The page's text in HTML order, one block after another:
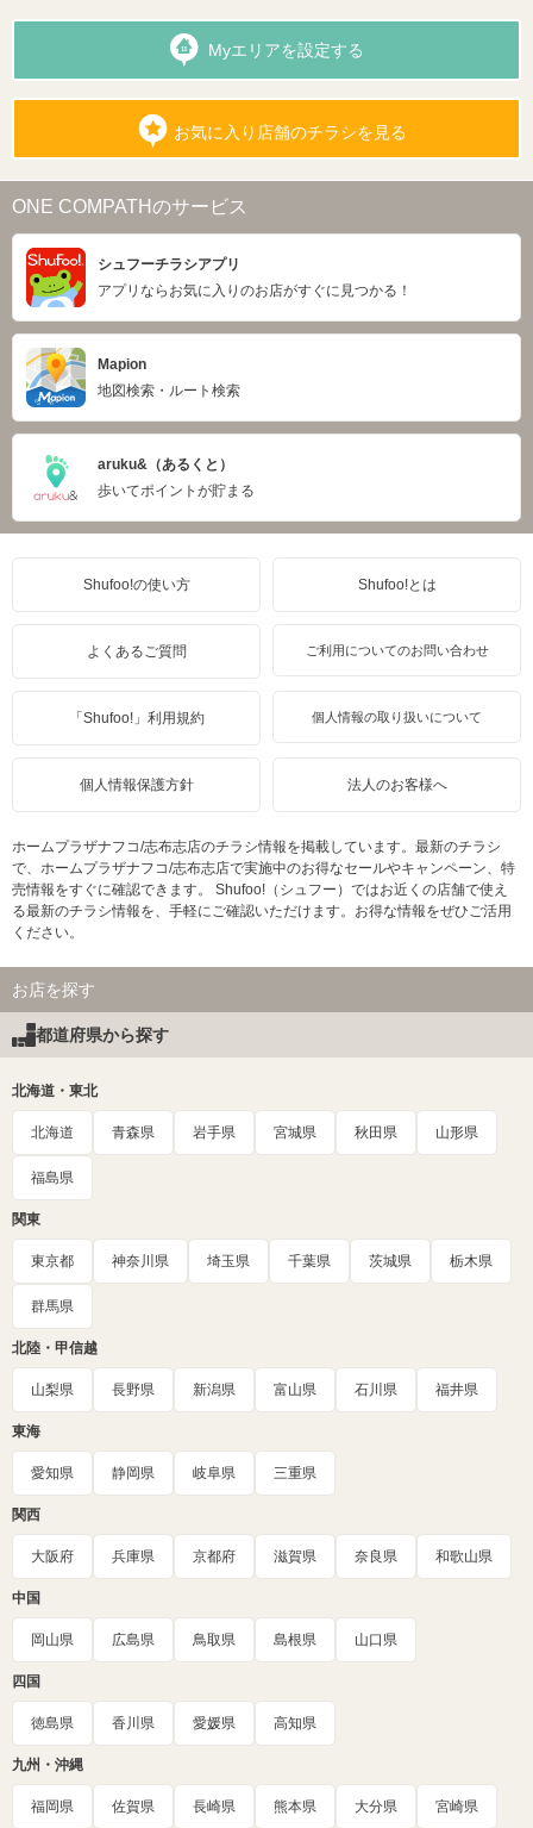
Myエリアを設定する
お気に入り店舗のチラシを見る
ONE COMPATHのサービス
シュフーチラシアプリ
アプリならお気に入りのお店がすぐに見つかる！
Mapion
地図検索・ルート検索
aruku&（あるくと）
歩いてポイントが貯まる
Shufoo!の使い方 Shufoo!とは
よくあるご質問 ご利用についてのお問い合わせ
「Shufoo!」利用規約 個人情報の取り扱いについて
個人情報保護方針 法人のお客様へ
ホームプラザナフコ/志布志店のチラシ情報を掲載しています。最新のチラシ
で、ホームプラザナフコ/志布志店で実施中のお得なセールやキャンペーン、特
売情報をすぐに確認できます。 Shufoo!（シュフー）ではお近くの店舗で使え
る最新のチラシ情報を、手軽にご確認いただけます。お得な情報をぜひご活用
ください。
お店を探す
都道府県から探す
北海道・東北
北海道 青森県 岩手県 宮城県 秋田県 山形県
福島県
関東
東京都 神奈川県 埼玉県 千葉県 茨城県 栃木県
群馬県
北陸・甲信越
山梨県 長野県 新潟県 富山県 石川県 福井県
東海
愛知県 静岡県 岐阜県 三重県
関西
大阪府 兵庫県 京都府 滋賀県 奈良県 和歌山県
中国
岡山県 広島県 鳥取県 島根県 山口県
四国
徳島県 香川県 愛媛県 高知県
九州・沖縄
福岡県 佐賀県 長崎県 熊本県 大分県 宮崎県